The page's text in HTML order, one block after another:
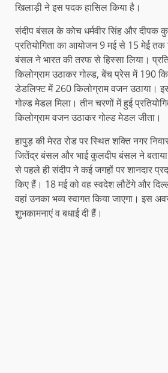
खिलाड़ी ने इस पदक हासिल किया है।
संदीप बंसल के कोच धर्मवीर सिंह और दीपक
प्रतियोगिता का आयोजन 9 मई से 15 मेई तक
बंसल ने भारत की तरफ से हिस्सा लिया।
किलोग्राम उठाकर गोल्ड, बेंच प्रेस में 190
डेडलिफ्ट में 260 किलोग्राम वजन उठाया। इस
गोल्ड मेडल मिला। तीन चरणों में हुई
किलोग्राम वजन उठाकर गोल्ड मेडल जीता।
हापुड़ की मेरठ रोड पर स्थित शक्ति नगर
जितेंद्र बंसल और भाई कुलदीप बंसल ने बताया
से पहले ही संदीप ने कई जगहों पर शानदार
किए हैं। 18 मई को वह स्वदेश लौटेंगे और
वहां उनका भव्य स्वागत किया जाएगा। इस
शुभकामनाएं व बधाई दी हैं।